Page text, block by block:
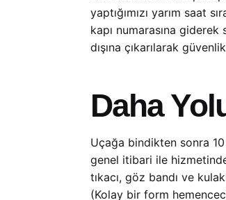
yaptığımızı yarım saat
kapı numarasına
dışına çıkarılarak
Daha
Uçağa bindikten sonra
genel itibari ile
tıkacı, göz bandı ve
(Kolay bir form